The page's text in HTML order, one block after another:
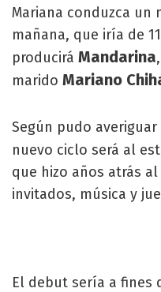
Mariana conduzca un
mañana, que iría de
producirá Mandarina
marido Mariano
Según pudo averiguar
nuevo ciclo será al
que hizo años atrás
invitados, música y
El debut sería a fines